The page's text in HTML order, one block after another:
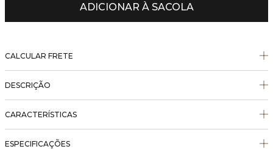
ADICIONAR À SACOLA
CALCULAR FRETE
DESCRIÇÃO
CARACTERÍSTICAS
ESPECIFICAÇÕES